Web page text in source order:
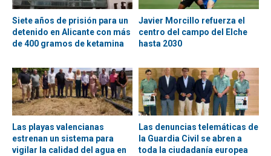
Siete años de prisión para un
detenido en Alicante con más
de 400 gramos de ketamina
Javier Morcillo refuerza el
centro del campo del Elche
hasta 2030
Las playas valencianas
estrenan un sistema para
vigilar la calidad del agua en
Las denuncias telemáticas de
la Guardia Civil se abren a
toda la ciudadanía europea